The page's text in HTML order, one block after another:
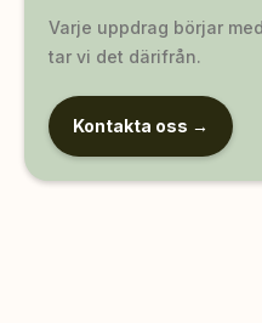
Varje uppdrag börjar
tar vi det därifrån.
Kontakta oss →